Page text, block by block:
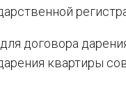
договора
квартиры